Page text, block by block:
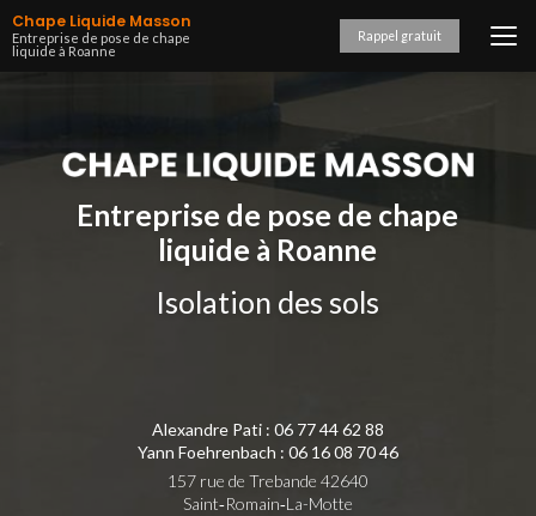
Aller
au
contenu
Chape Liquide Masson
Entreprise de pose de chape
liquide à Roanne
Rappel gratuit
Entreprise de pose de chape
liquide à Roanne
Isolation des sols
Alexandre Pati : 06 77 44 62 88
Yann Foehrenbach : 06 16 08 70 46
157 rue de Trebande 42640
Saint‑Romain‑La-Motte